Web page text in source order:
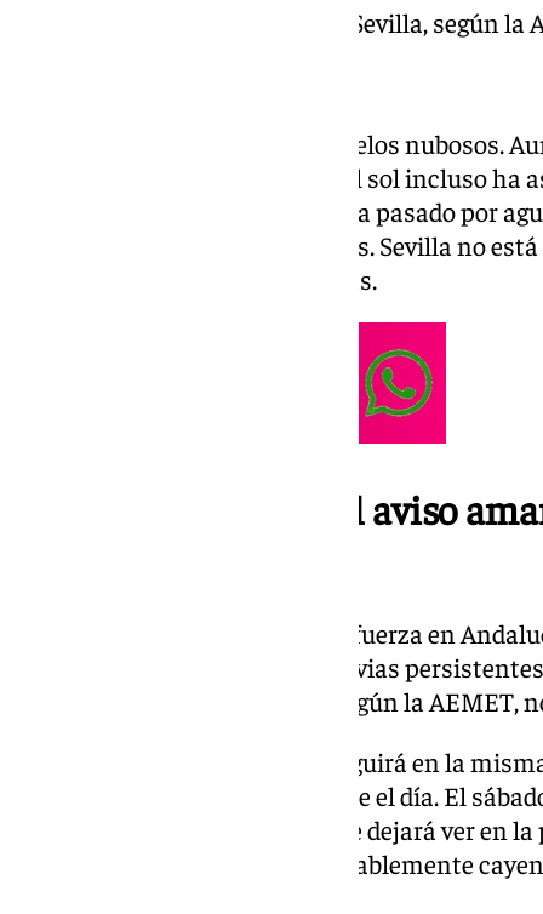
El tiempo esta semana en Sevilla, según la
La semana ha arrancado con cielos nubosos.
durante la mañana en los que el sol incluso ha
volviendo. Tras un fin de semana pasado por
comienzan a estar desesperados. Sevilla no
climatología durante tantos días.
Se mantiene activo el aviso
La borrasca Jana irrumpía con fuerza en
fuertes vientos, tormentas y lluvias
próximo sábado 15 de marzo, según la AEMET,
Los próximos días el tiempo seguirá en la
que darán alguna tregua durante el día. El
ligeramente. Parece que el sol se dejará ver en
temperaturas bajarán considerablemente